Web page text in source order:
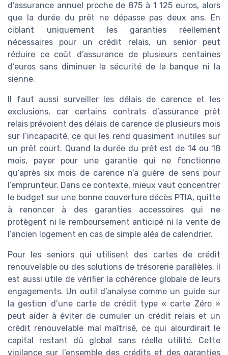
d’assurance annuel proche de 875 à 1 125 euros, alors
que la durée du prêt ne dépasse pas deux ans. En
ciblant uniquement les garanties réellement
nécessaires pour un crédit relais, un senior peut
réduire ce coût d’assurance de plusieurs centaines
d’euros sans diminuer la sécurité de la banque ni la
sienne.
Il faut aussi surveiller les délais de carence et les
exclusions, car certains contrats d’assurance prêt
relais prévoient des délais de carence de plusieurs mois
sur l’incapacité, ce qui les rend quasiment inutiles sur
un prêt court. Quand la durée du prêt est de 14 ou 18
mois, payer pour une garantie qui ne fonctionne
qu’après six mois de carence n’a guère de sens pour
l’emprunteur. Dans ce contexte, mieux vaut concentrer
le budget sur une bonne couverture décès PTIA, quitte
à renoncer à des garanties accessoires qui ne
protègent ni le remboursement anticipé ni la vente de
l’ancien logement en cas de simple aléa de calendrier.
Pour les seniors qui utilisent des cartes de crédit
renouvelable ou des solutions de trésorerie parallèles, il
est aussi utile de vérifier la cohérence globale de leurs
engagements. Un outil d’analyse comme un guide sur
la gestion d’une carte de crédit type « carte Zéro »
peut aider à éviter de cumuler un crédit relais et un
crédit renouvelable mal maîtrisé, ce qui alourdirait le
capital restant dû global sans réelle utilité. Cette
vigilance sur l’ensemble des crédits et des garanties